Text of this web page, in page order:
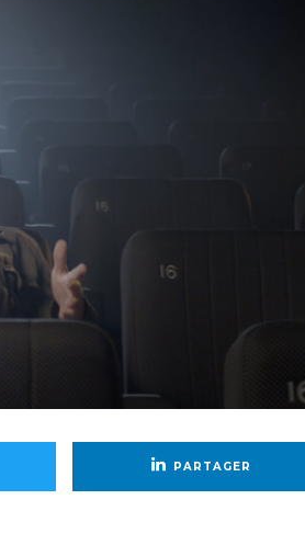
PARTAGER